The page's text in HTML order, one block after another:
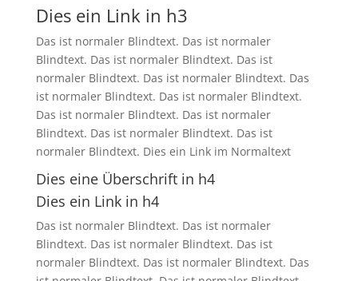
Dies ein Link in h3
Das ist normaler Blindtext. Das ist normaler
Blindtext. Das ist normaler Blindtext. Das ist
normaler Blindtext. Das ist normaler Blindtext. Das
ist normaler Blindtext. Das ist normaler Blindtext.
Das ist normaler Blindtext. Das ist normaler
Blindtext. Das ist normaler Blindtext. Das ist
normaler Blindtext. Dies ein Link im Normaltext
Dies eine Überschrift in h4
Dies ein Link in h4
Das ist normaler Blindtext. Das ist normaler
Blindtext. Das ist normaler Blindtext. Das ist
normaler Blindtext. Das ist normaler Blindtext. Das